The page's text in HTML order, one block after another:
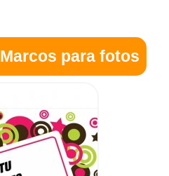
Marcos para fotos